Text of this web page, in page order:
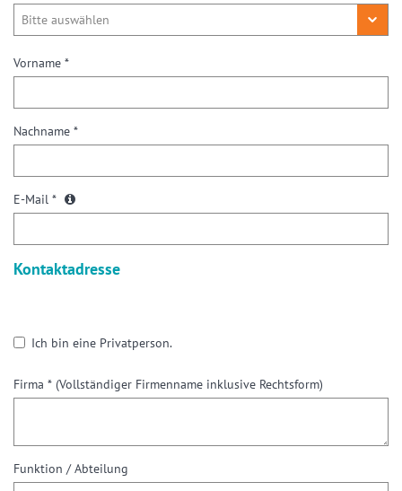
Vorname *
Nachname *
E-Mail *
Kontaktadresse
Ich bin eine Privatperson.
Firma * (Vollständiger Firmenname inklusive Rechtsform)
Funktion / Abteilung